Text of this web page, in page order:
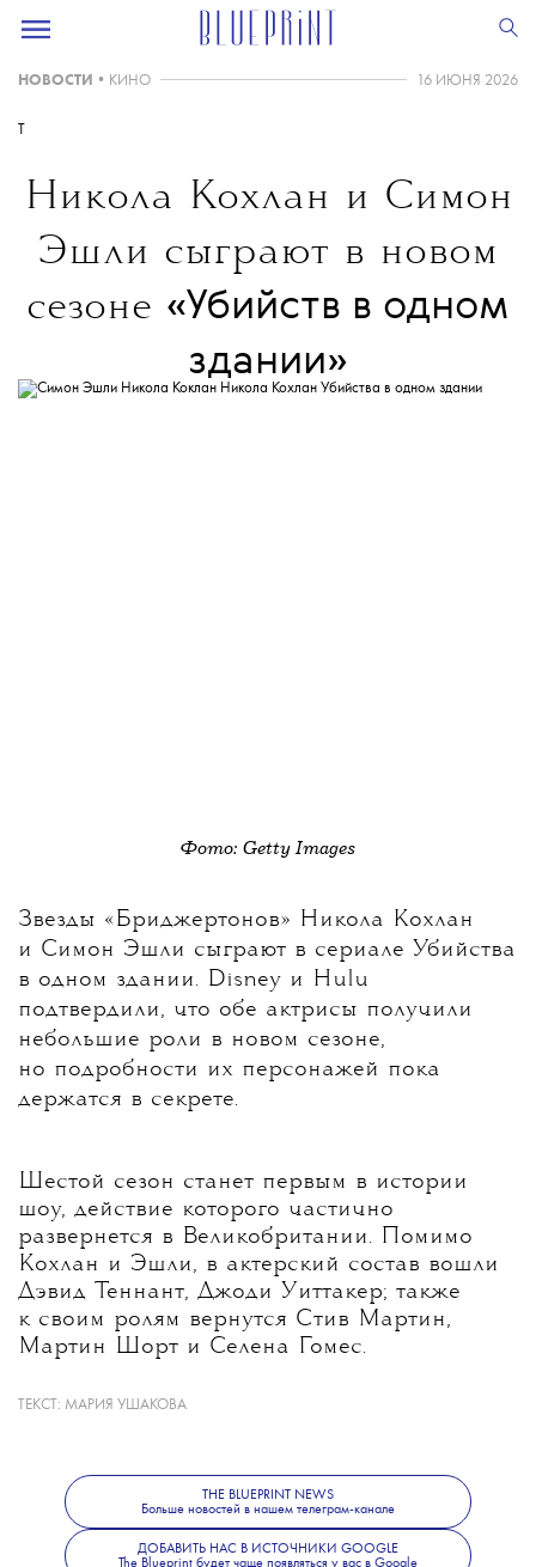
НОВОСТИ • КИНО 16 ИЮНЯ 2026
T
Никола Кохлан и Симон
Эшли сыграют в новом
сезоне «Убийств в одном
здании»
Фото: Getty Images
Звезды «Бриджертонов» Никола Кохлан
и Симон Эшли сыграют в сериале Убийства
в одном здании. Disney и Hulu
подтвердили, что обе актрисы получили
небольшие роли в новом сезоне,
но подробности их персонажей пока
держатся в секрете.
Шестой сезон станет первым в истории
шоу, действие которого частично
развернется в Великобритании. Помимо
Кохлан и Эшли, в актерский состав вошли
Дэвид Теннант, Джоди Уиттакер; также
к своим ролям вернутся Стив Мартин,
Мартин Шорт и Селена Гомес.
The Blueprint News .
ТЕКСТ: МАРИЯ УШАКОВА
THE BLUEPRINT NEWS
Больше новостей в нашем телеграм-канале
ДОБАВИТЬ НАС В ИСТОЧНИКИ GOOGLE
The Blueprint будет чаще появляться у вас в Google